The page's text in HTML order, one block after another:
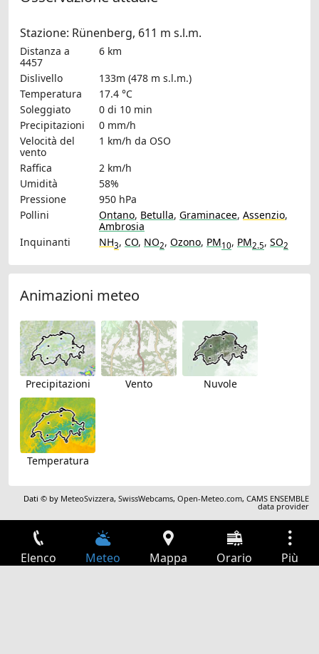
Stazione: Rünenberg, 611 m s.l.m.
Distanza a
4457
6 km
Dislivello
133m (478 m s.l.m.)
Temperatura
17.4 °C
Soleggiato
0 di 10 min
Precipitazioni
0 mm/h
Velocità del
vento
1 km/h da OSO
Raffica
2 km/h
Umidità
58%
Pressione
950 hPa
Pollini
Ontano, Betulla, Graminacee, Assenzio,
Ambrosia
Inquinanti
NH3, CO, NO2, Ozono, PM10, PM2.5, SO2
Animazioni meteo
Precipitazioni Vento Nuvole
Temperatura
Dati © by MeteoSvizzera,SwissWebcams,Open-Meteo.com,CAMS ENSEMBLE
data provider
Elenco Meteo Mappa Orario Più